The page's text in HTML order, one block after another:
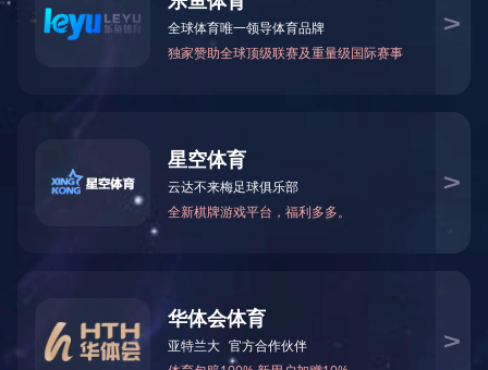
2012年7月被中共湖南省委宣传部评
2020-03-17 16:45:33